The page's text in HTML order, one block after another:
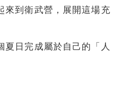
來到衛武營，展開這場充
夏日完成屬於自己的「人